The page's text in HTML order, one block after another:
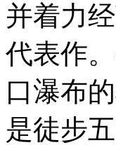
并着力
代表作
口瀑布
是徒步